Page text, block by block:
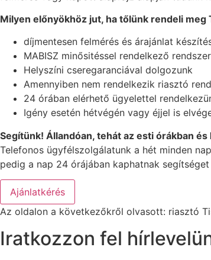
Milyen előnyökhöz jut, ha tőlünk rendeli
díjmentesen felmérés és árajánlat
MABISZ minősitéssel rendelkező
Helyszíni cseregaranciával dolgozunk
Amennyiben nem rendelkezik riasztó
24 órában elérhető ügyelettel
Igény esetén hétvégén vagy éjjel is
Segítünk! Állandóan, tehát az esti órákban
Telefonos ügyfélszolgálatunk a hét minden
pedig a nap 24 órájában kaphatnak
Az oldalon a következőkről olvasott: riasztó
Iratkozzon fel